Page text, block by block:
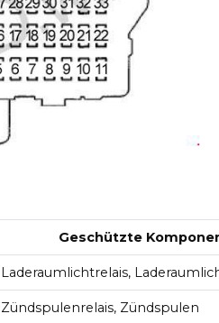
Geschützte
Laderaumlichtrelais,
Zündspulenrelais, Zündspulen